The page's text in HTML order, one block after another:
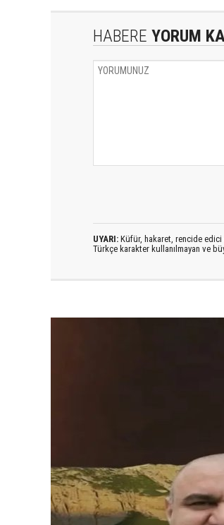
HABERE YORUM
UYARI: Küfür, hakaret, rencide edici
Türkçe karakter kullanılmayan ve